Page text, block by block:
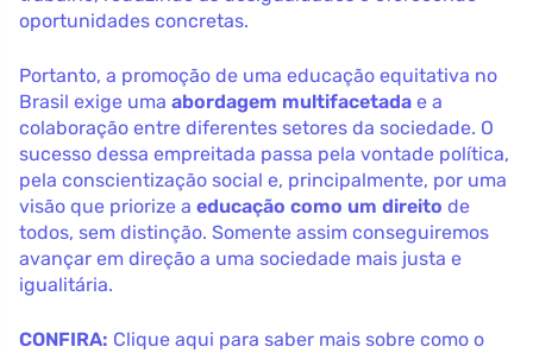
oportunidades concretas.
Portanto, a promoção de uma educação equitativa no
Brasil exige uma abordagem multifacetada e a
colaboração entre diferentes setores da sociedade. O
sucesso dessa empreitada passa pela vontade política,
pela conscientização social e, principalmente, por uma
visão que priorize a educação como um direito de
todos, sem distinção. Somente assim conseguiremos
avançar em direção a uma sociedade mais justa e
igualitária.
CONFIRA: Clique aqui para saber mais sobre como o